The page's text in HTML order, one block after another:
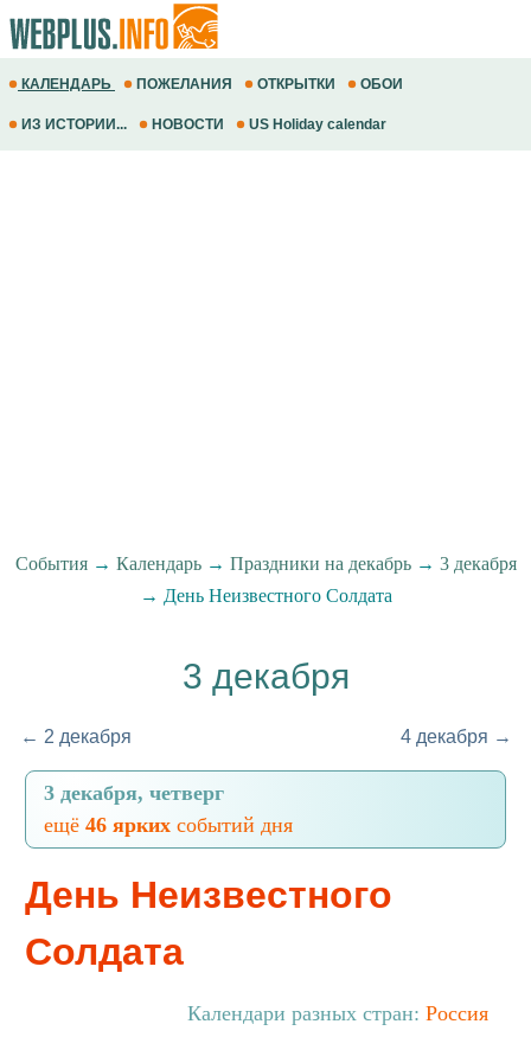
КАЛЕНДАРЬ ПОЖЕЛАНИЯ ОТКРЫТКИ ОБОИ
ИЗ ИСТОРИИ... НОВОСТИ US Holiday calendar
События→ Календарь→ Праздники на декабрь→ 3 декабря
→ День Неизвестного Солдата
3 декабря
← 2 декабря 4 декабря →
3 декабря, четверг
ещё 46 ярких событий дня
День Неизвестного
Солдата
Календари разных стран: Россия